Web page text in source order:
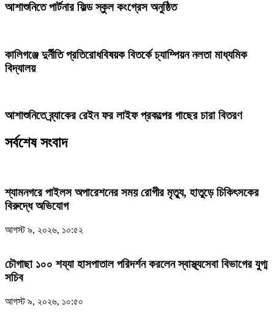
আশাশুনিতে পার্টনার ফিল্ড স্কুল কংগ্রেস অনুষ্ঠিত
কালিগঞ্জে দুর্নীতি প্রতিরোধবিষয়ক বিতর্কে চ্যাম্পিয়ন নলতা মাধ্যমিক
বিদ্যালয়
আশাশুনিতে ব্র্যাকের রেইন ফর লাইফ প্রকল্পের গাছের চারা বিতরণ
সর্বশেষ সংবাদ
শ্যামনগরে পাইলস অপারেশনের সময় রোগীর মৃত্যু, হাতুড়ে চিকিৎসকের
বিরুদ্ধে অভিযোগ
আগস্ট ৯, ২০২৬, ১০:৫২
চৌগাছা ১০০ শয্যা হাসপাতাল পরিদর্শন করলেন স্বাস্থ্যসেবা বিভাগের যুগ্ম
সচিব
আগস্ট ৯, ২০২৬, ১০:৫০